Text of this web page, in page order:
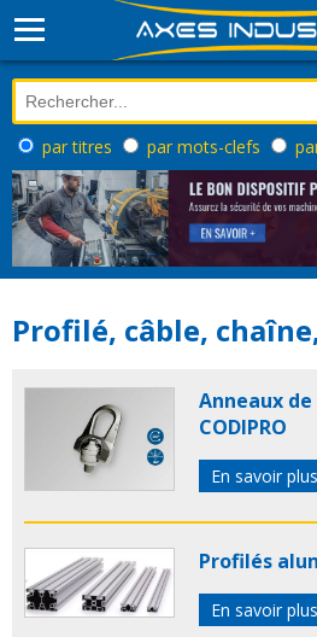
par titres par mots-clefs
Profilé, câble,
Anneaux
CODIPRO
En savoir plus
Profilés
En savoir plus